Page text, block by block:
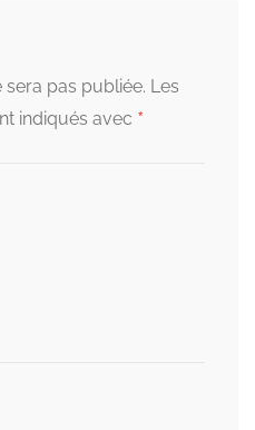
pas publiée. Les
indiqués avec *